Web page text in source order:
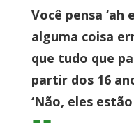
Você pensa
alguma coisa
que tudo que
partir dos 16
‘Não, eles